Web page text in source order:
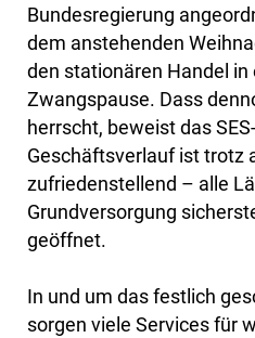
Bundesregierung
dem anstehenden
den stationären Handel in
Zwangspause. Dass
herrscht, beweist das
Geschäftsverlauf ist trotz
zufriedenstellend – alle
Grundversorgung
geöffnet.
In und um das festlich
sorgen viele Services für